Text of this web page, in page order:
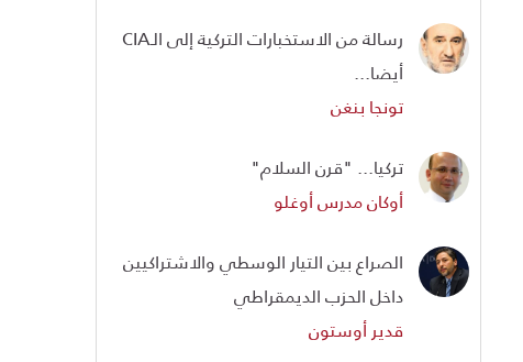
رسالة من الاستخبارات التركية إلى الـCIA
أيضا...
تونجا بنغن
تركيا... "قرن السلام"
أوكان مدرس أوغلو
الصراع بين التيار الوسطي والاشتراكيين
داخل الحزب الديمقراطي
قدير أوستون